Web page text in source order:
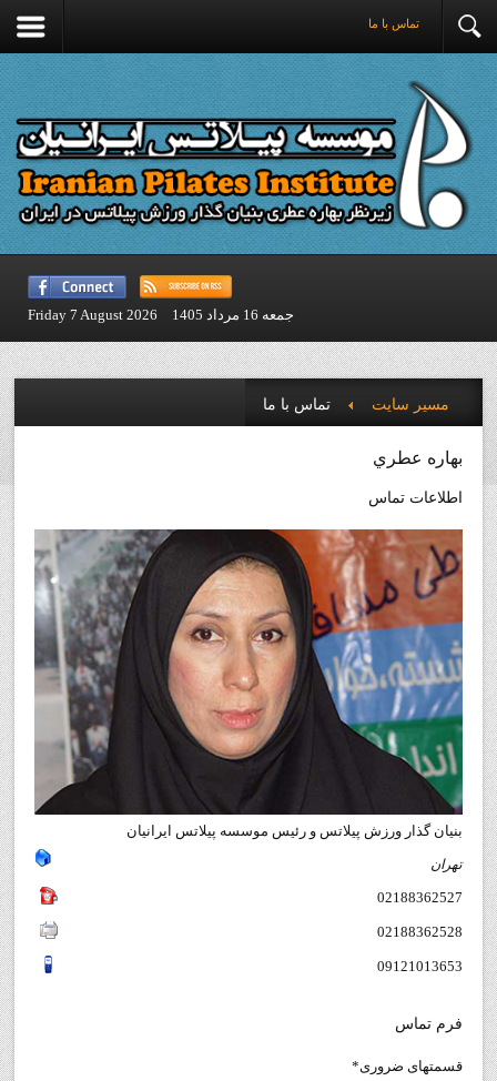
تماس با ما
جمعه 16 مرداد 1405 Friday 7 August 2026
مسیر سایت تماس با ما
بهاره عطري
اطلاعات تماس
بنيان گذار ورزش پيلاتس و رئيس موسسه پيلاتس ايرانيان
تهران
02188362527
02188362528
09121013653
فرم تماس
قسمتهای ضروری*